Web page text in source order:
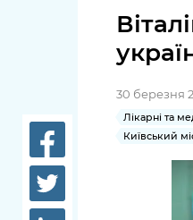
30 березня
Лікарні та
Київський